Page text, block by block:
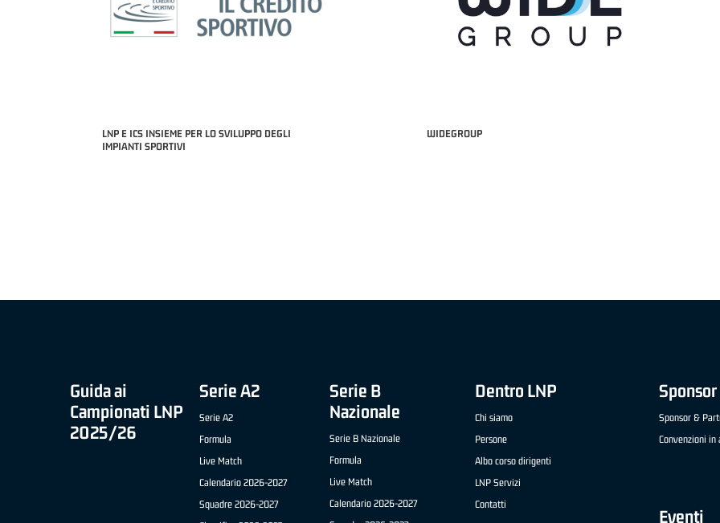
LNP E ICS INSIEME PER LO SVILUPPO DEGLI
IMPIANTI SPORTIVI
WIDEGROUP
Guida ai
Campionati LNP
2025/26
Serie A2
Serie A2
Formula
Live Match
Calendario 2026-2027
Squadre 2026-2027
Serie B
Nazionale
Serie B Nazionale
Formula
Live Match
Calendario 2026-2027
Dentro LNP
Chi siamo
Persone
Albo corso dirigenti
LNP Servizi
Contatti
Sponsor &
Convenzioni in
Eventi